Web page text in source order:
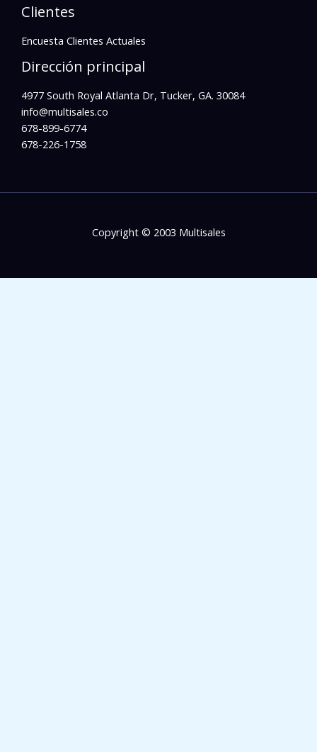
Clientes
Encuesta Clientes Actuales
Dirección principal
4977 South Royal Atlanta Dr, Tucker, GA. 30084
info@multisales.co​
678-899-6774
678-226-1758
Copyright © 2003 Multisales